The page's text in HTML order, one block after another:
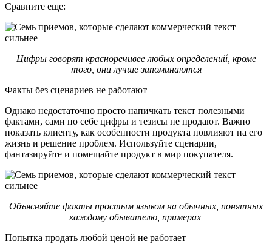
Сравните еще:
Цифры говорят красноречивее любых определений, кроме
того, они лучше запоминаются
Факты без сценариев не работают
Однако недостаточно просто напичкать текст полезными
фактами, сами по себе цифры и тезисы не продают. Важно
показать клиенту, как особенности продукта повлияют на его
жизнь и решение проблем. Используйте сценарии,
фантазируйте и помещайте продукт в мир покупателя.
Объясняйте факты простым языком на обычных, понятных
каждому обывателю, примерах
Попытка продать любой ценой не работает